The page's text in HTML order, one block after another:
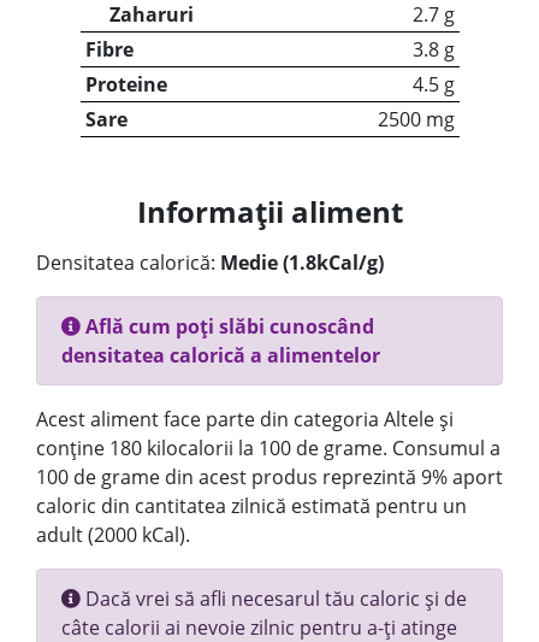
Zaharuri
2.7 g
Fibre
3.8 g
Proteine
4.5 g
Sare
2500 mg
Informații aliment
Densitatea calorică: Medie (1.8kCal/g)
Află cum poți slăbi cunoscând
densitatea calorică a alimentelor
Acest aliment face parte din categoria Altele și
conține 180 kilocalorii la 100 de grame. Consumul a
100 de grame din acest produs reprezintă 9% aport
caloric din cantitatea zilnică estimată pentru un
adult (2000 kCal).
Dacă vrei să afli necesarul tău caloric și de
câte calorii ai nevoie zilnic pentru a-ți atinge